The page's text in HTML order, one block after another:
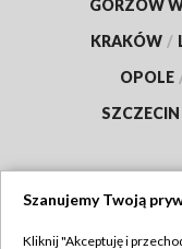
GORZÓW
KRAKÓW /
OPOLE
SZCZECIN
Szanujemy Twoją
Kliknij "Akceptuję i